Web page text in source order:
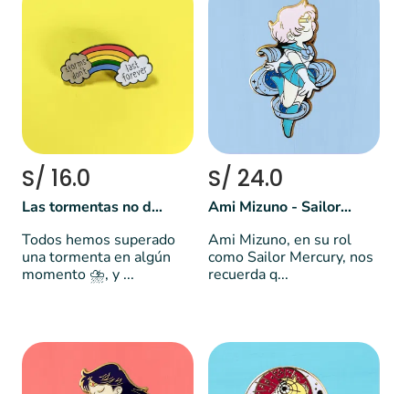
S/ 16.0
Las tormentas no duran para siempre
Todos hemos superado
una tormenta en algún
momento ⛈️, y ...
S/ 24.0
Ami Mizuno - Sailor Mercury 💧
Ami Mizuno, en su rol
como Sailor Mercury, nos
recuerda q...